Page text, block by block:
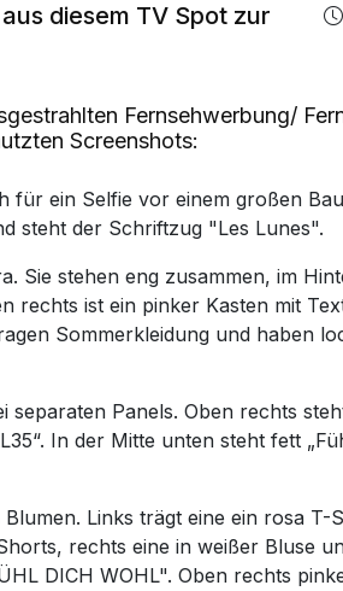
diesem TV Spot zur
Fernsehwerbung/
Screenshots:
für ein Selfie vor einem großen
steht der Schriftzug "Les Lunes".
Sie stehen eng zusammen, im
rechts ist ein pinker Kasten mit
Sommerkleidung und haben
separaten Panels. Oben rechts
In der Mitte unten steht fett
Links trägt eine ein rosa T-
rechts eine in weißer Bluse
DICH WOHL". Oben rechts